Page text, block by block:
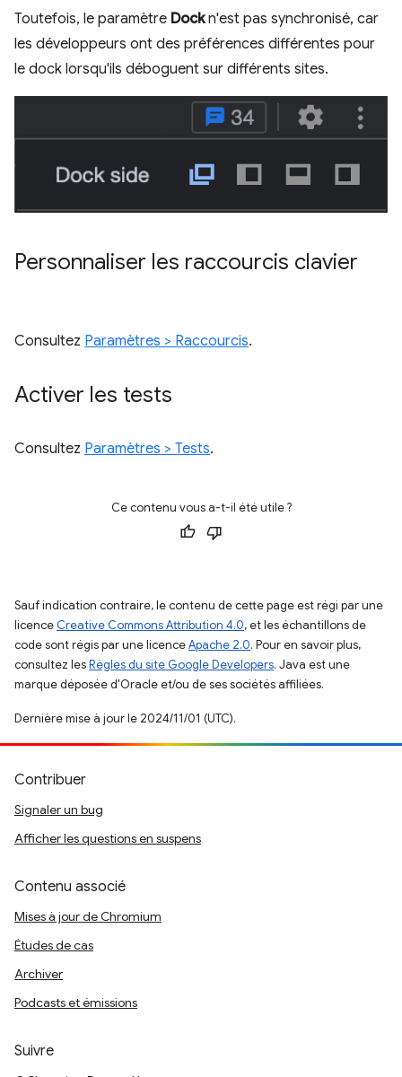
Toutefois, le paramètre Dockn'est pas synchronisé, car
les développeurs ont des préférences différentes pour
le dock lorsqu'ils déboguent sur différents sites.
Personnaliser les raccourcis clavier
Consultez Paramètres > Raccourcis.
Activer les tests
Consultez Paramètres > Tests.
Ce contenu vous a-t-il été utile ?
Sauf indication contraire, le contenu de cette page est régi par une
licence Creative Commons Attribution 4.0, et les échantillons de
code sont régis par une licenceApache 2.0. Pour en savoir plus,
consultez lesRègles du site Google Developers. Java est une
marque déposée d'Oracle et/ou de ses sociétés affiliées.
Dernière mise à jour le 2024/11/01 (UTC).
Contribuer
Signaler un bug
Afficher les questions en suspens
Contenu associé
Mises à jour de Chromium
Études de cas
Archiver
Podcasts et émissions
Suivre